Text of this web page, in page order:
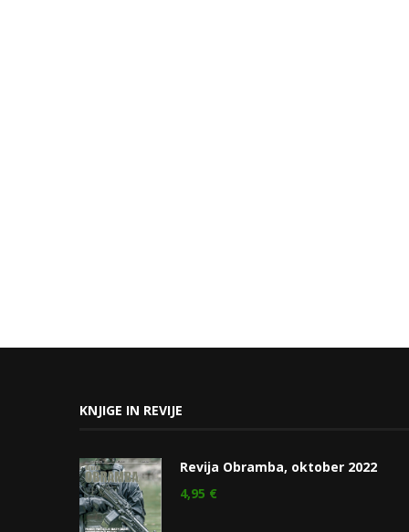
KNJIGE IN REVIJE
Revija Obramba, oktober 2022
4,95 €